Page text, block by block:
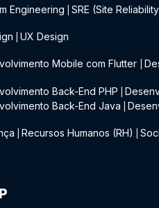
Engineering SRE (Site
UX Design
Mobile com Flutter
Back-End PHP
Back-End Java
Recursos Humanos (RH)